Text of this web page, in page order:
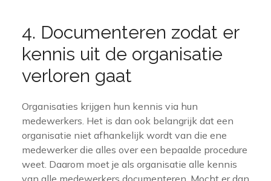
4. Documenteren zodat er
kennis uit de organisatie
verloren gaat
Organisaties krijgen hun kennis via hun
medewerkers. Het is dan ook belangrijk dat een
organisatie niet afhankelijk wordt van die ene
medewerker die alles over een bepaalde procedure
weet. Daarom moet je als organisatie alle kennis
van alle medewerkers documenteren. Mocht er dan